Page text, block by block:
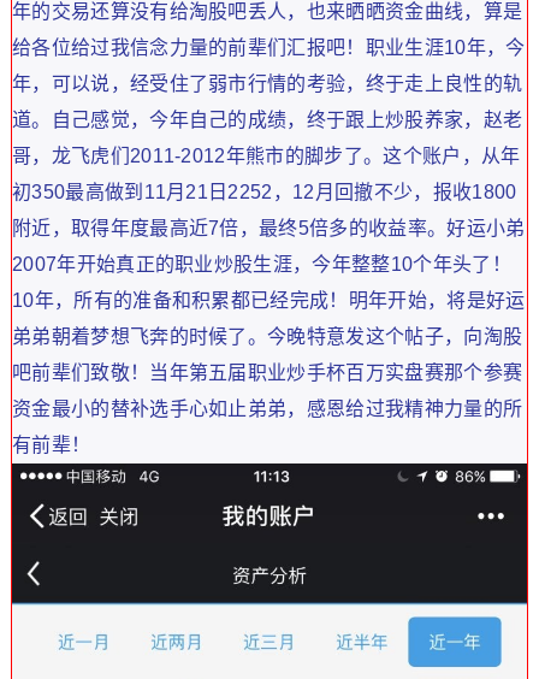
年的交易还算没有给淘股吧丢人，也来晒晒资金曲线，算是
给各位给过我信念力量的前辈们汇报吧！职业生涯10年，今
年，可以说，经受住了弱市行情的考验，终于走上良性的轨
道。自己感觉，今年自己的成绩，终于跟上炒股养家，赵老
哥，龙飞虎们2011-2012年熊市的脚步了。这个账户，从年
初350最高做到11月21日2252，12月回撤不少，报收1800
附近，取得年度最高近7倍，最终5倍多的收益率。好运小弟
2007年开始真正的职业炒股生涯，今年整整10个年头了！
10年，所有的准备和积累都已经完成！明年开始，将是好运
弟弟朝着梦想飞奔的时候了。今晚特意发这个帖子，向淘股
吧前辈们致敬！当年第五届职业炒手杯百万实盘赛那个参赛
资金最小的替补选手心如止弟弟，感恩给过我精神力量的所
有前辈！